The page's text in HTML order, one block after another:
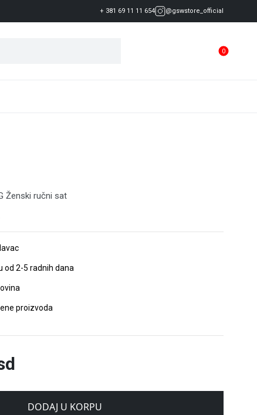
+ 381 69 11 11 654 @gswstore_official
0
Ženski ručni sat
od 2-5 radnih dana
proizvoda
DODAJ U KORPU